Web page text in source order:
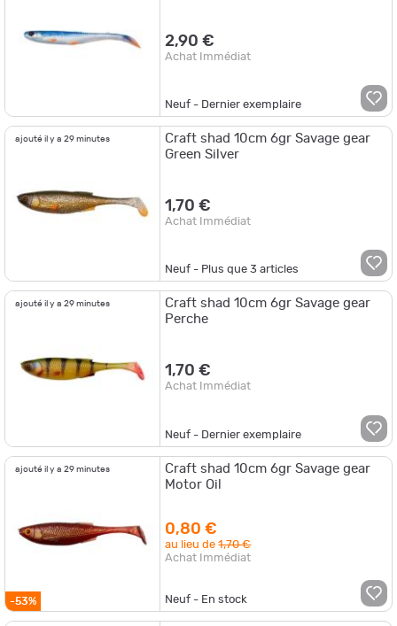
2,90 €
Achat Immédiat
Neuf - Dernier exemplaire
ajouté il y a 29 minutes
Craft shad 10cm 6gr Savage gear
Green Silver
1,70 €
Achat Immédiat
Neuf - Plus que3 articles
ajouté il y a 29 minutes
Craft shad 10cm 6gr Savage gear
Perche
1,70 €
Achat Immédiat
Neuf - Dernier exemplaire
ajouté il y a 29 minutes
-53%
Craft shad 10cm 6gr Savage gear
Motor Oil
0,80 €
au lieu de1,70 €
Achat Immédiat
Neuf - En stock